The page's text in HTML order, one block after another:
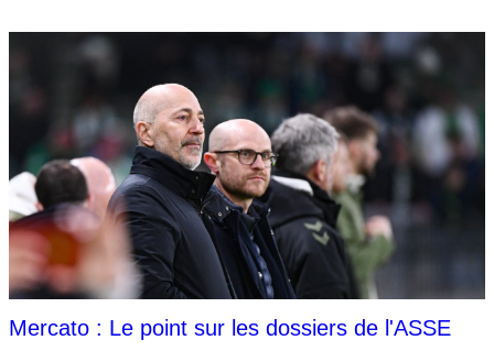
Mercato : Le point sur les dossiers de l'ASSE